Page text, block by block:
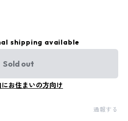
shipping available
Sold out
にお住まいの方向け
通報する